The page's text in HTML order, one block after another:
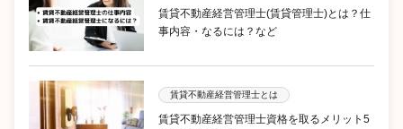
賃貸不動産経営管理士(賃貸管理士)とは？仕
事内容・なるには？など
賃貸不動産経営管理士とは
賃貸不動産経営管理士資格を取るメリット5